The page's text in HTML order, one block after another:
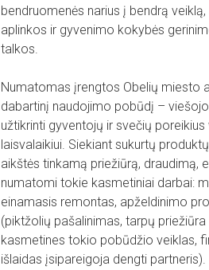
bendruomenės narius į bendrą
aplinkos ir gyvenimo kokybės
talkos.
Numatomas įrengtos Obelių miesto
dabartinį naudojimo pobūdį –
užtikrinti gyventojų ir svečių
laisvalaikiui. Siekiant sukurtų
aikštės tinkamą priežiūrą, draudimą,
numatomi tokie kasmetiniai darbai:
einamasis remontas, apželdinimo
(piktžolių pašalinimas, tarpų
kasmetines tokio pobūdžio veiklas,
išlaidas įsipareigoja dengti